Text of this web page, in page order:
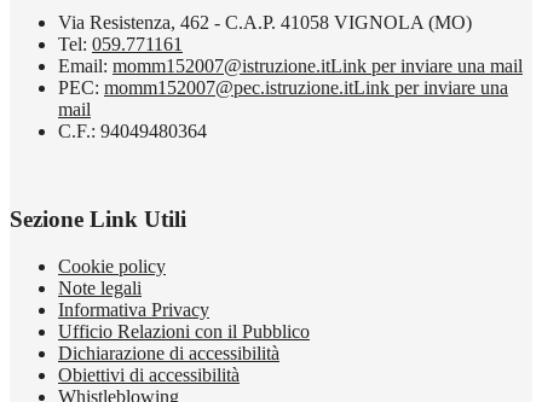
Via Resistenza, 462 - C.A.P. 41058 VIGNOLA (MO)
Tel: 059.771161
Email: momm152007@istruzione.itLink per inviare una mail
PEC: momm152007@pec.istruzione.itLink per inviare una
mail
C.F.: 94049480364
Sezione Link Utili
Cookie policy
Note legali
Informativa Privacy
Ufficio Relazioni con il Pubblico
Dichiarazione di accessibilità
Obiettivi di accessibilità
Whistleblowing